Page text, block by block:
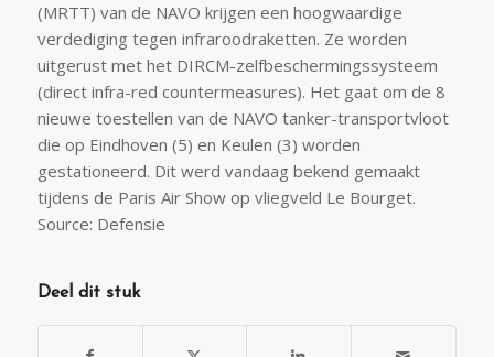
(MRTT) van de NAVO krijgen een hoogwaardige
verdediging tegen infraroodraketten. Ze worden
uitgerust met het DIRCM-zelfbeschermingssysteem
(direct infra-red countermeasures). Het gaat om de 8
nieuwe toestellen van de NAVO tanker-transportvloot
die op Eindhoven (5) en Keulen (3) worden
gestationeerd. Dit werd vandaag bekend gemaakt
tijdens de Paris Air Show op vliegveld Le Bourget.
Source: Defensie
Deel dit stuk